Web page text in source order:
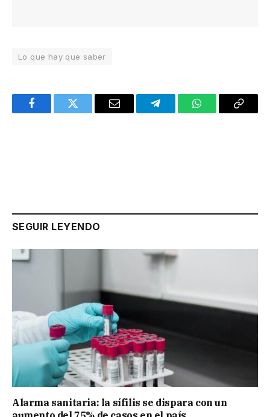
Lo que hay que saber
FacebookTwitter Email TelegramWhatsAppCopy
SEGUIR LEYENDO
Alarma sanitaria: la sífilis se dispara con un